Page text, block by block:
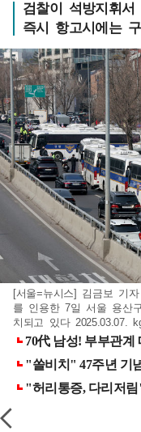
검찰이 석방지휘
즉시 항고시에는
[서울=뉴시스] 김금보 기
를 인용한 7일 서울 용산
치되고 있다 2025.03.07.